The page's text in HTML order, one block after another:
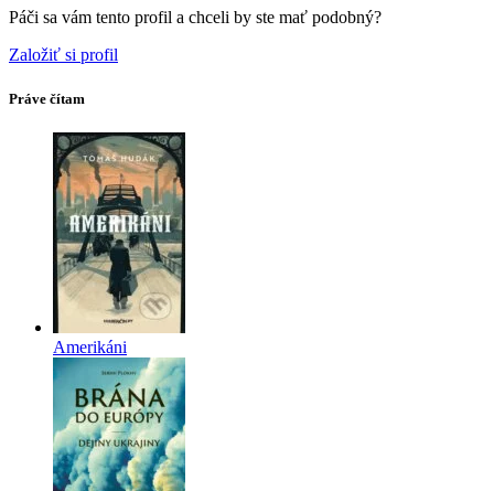
Páči sa vám tento profil a chceli by ste mať podobný?
Založiť si profil
Práve čítam
Amerikáni